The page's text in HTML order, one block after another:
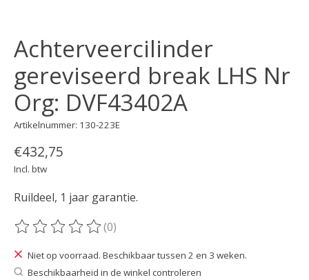
Achterveercilinder
gereviseerd break LHS Nr
Org: DVF43402A
Artikelnummer: 130-223E
€432,75
Incl. btw
Ruildeel, 1 jaar garantie.
De beoordeling van dit product is
(0)
Niet op voorraad. Beschikbaar tussen 2 en 3 weken.
Beschikbaarheid in de winkel controleren